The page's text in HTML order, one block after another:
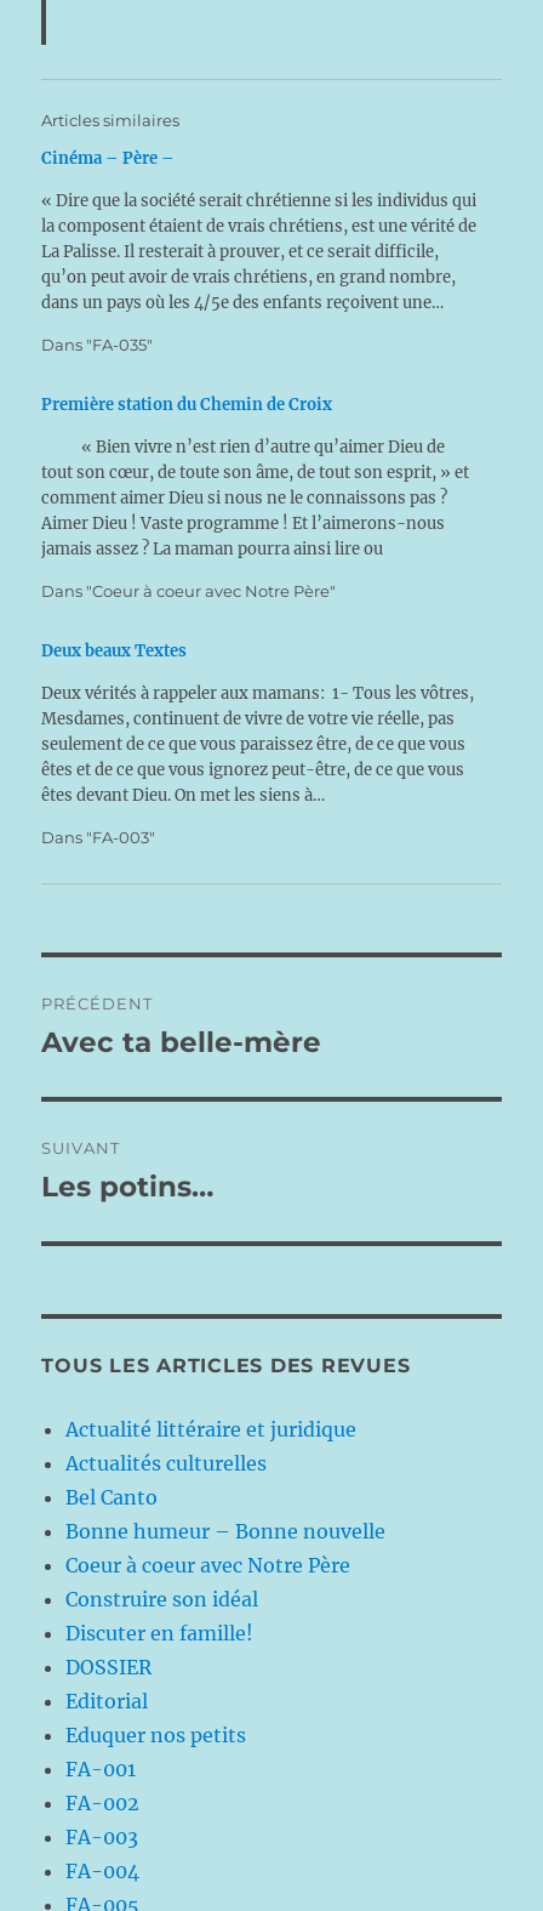
Articles similaires
Cinéma – Père –
« Dire que la société serait chrétienne si les individus qui
la composent étaient de vrais chrétiens, est une vérité de
La Palisse. Il resterait à prouver, et ce serait difficile,
qu’on peut avoir de vrais chrétiens, en grand nombre,
dans un pays où les 4/5e des enfants reçoivent une…
Dans "FA-035"
Première station du Chemin de Croix
« Bien vivre n’est rien d’autre qu’aimer Dieu de
tout son cœur, de toute son âme, de tout son esprit, » et
comment aimer Dieu si nous ne le connaissons pas ?
Aimer Dieu ! Vaste programme ! Et l’aimerons-nous
jamais assez ? La maman pourra ainsi lire ou
Dans "Coeur à coeur avec Notre Père"
Deux beaux Textes
Deux vérités à rappeler aux mamans: 1- Tous les vôtres,
Mesdames, continuent de vivre de votre vie réelle, pas
seulement de ce que vous paraissez être, de ce que vous
êtes et de ce que vous ignorez peut-être, de ce que vous
êtes devant Dieu. On met les siens à…
Dans "FA-003"
de
PRÉCÉDENT
Publication
Avec ta belle-mère
SUIVANT
Publication
Les potins…
TOUS LES ARTICLES DES REVUES
Actualité littéraire et juridique
Actualités culturelles
Bel Canto
Bonne humeur – Bonne nouvelle
Coeur à coeur avec Notre Père
Construire son idéal
Discuter en famille!
DOSSIER
Editorial
Eduquer nos petits
FA-001
FA-002
FA-003
FA-004
FA-005